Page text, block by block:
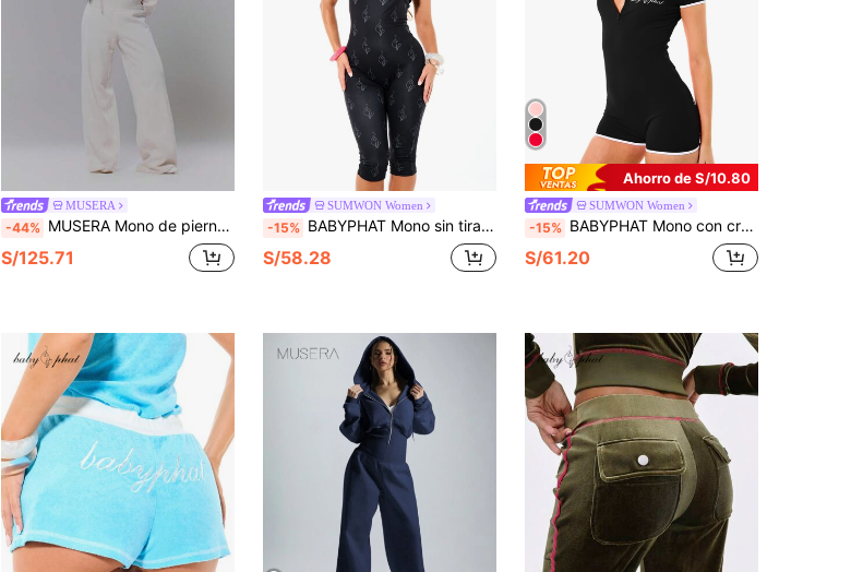
MUSERA
-44% MUSERA Mono de pierna ancha con escote en pico y cintura ceñida con cordones, ropa de calle, chica cool, sexy y casual para invierno, primavera y verano
S/125.71
SUMWON Women
-15% BABYPHAT Mono sin tirantes con cuello de encaje y estampado abstracto de figuras, longitud capri, ajuste ceñido para fiesta y salida nocturna
S/58.28
Ahorro de S/10.80
SUMWON Women
-15% BABYPHAT Mono con cremallera frontal de estilo retro con mangas cortas y detalles de ribete blanco en contraste
S/61.20